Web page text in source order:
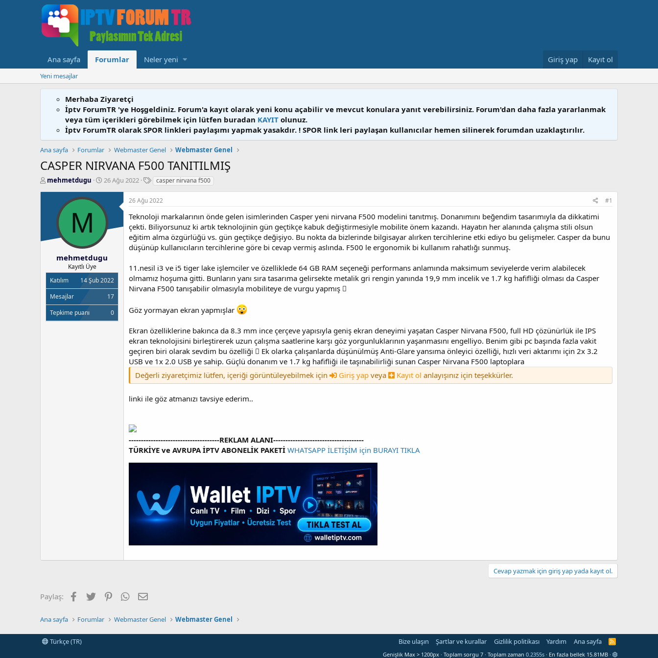
Ana sayfa Forumlar Neler yeni Giriş yap Kayıt ol
Yeni mesajlar
Merhaba Ziyaretçi
İptv ForumTR 'ye Hoşgeldiniz. Forum'a kayıt olarak yeni konu açabilir ve mevcut konulara yanıt verebilirsiniz. Forum'dan daha fazla yararlanmak
veya tüm içerikleri görebilmek için lütfen buradan KAYIT olunuz.
İptv ForumTR olarak SPOR linkleri paylaşımı yapmak yasakdır. ! SPOR link leri paylaşan kullanıcılar hemen silinerek forumdan uzaklaştırılır.
Ana sayfa Forumlar Webmaster Genel Webmaster Genel
CASPER NIRVANA F500 TANITILMIŞ
K
b
n
mehmetdugu
B
l
a
n
g
t
r
i
i
26 Ağu 2022
E
i
e
t
e
r
casper nirvana f500
M
mehmetdugu
Kayıtlı Üye
Katılım
14 Şub 2022
Mesajlar
17
Tepkime puanı
0
26 Ağu 2022 #1
Teknoloji markalarının önde gelen isimlerinden Casper yeni nirvana F500 modelini tanıtmış. Donanımını beğendim tasarımıyla da dikkatimi
çekti. Biliyorsunuz ki artık teknolojinin gün geçtikçe kabuk değiştirmesiyle mobilite önem kazandı. Hayatın her alanında çalışma stili olsun
eğitim alma özgürlüğü vs. gün geçtikçe değişiyo. Bu nokta da bizlerinde bilgisayar alırken tercihlerine etki ediyo bu gelişmeler. Casper da bunu
düşünüp kullanıcıların tercihlerine göre bi cevap vermiş aslında. F500 le ergonomik bi kullanım rahatlığı sunmuş.
11.nesil i3 ve i5 tiger lake işlemciler ve özelliklede 64 GB RAM seçeneği performans anlamında maksimum seviyelerde verim alabilecek
olmamız hoşuma gitti. Bunların yanı sıra tasarıma gelirsekte metalik gri rengin yanında 19,9 mm incelik ve 1.7 kg hafifliği olması da Casper
Nirvana F500 tanışabilir olmasıyla mobiliteye de vurgu yapmış 
Göz yormayan ekran yapmışlar
Ekran özelliklerine bakınca da 8.3 mm ince çerçeve yapısıyla geniş ekran deneyimi yaşatan Casper Nirvana F500, full HD çözünürlük ile IPS
ekran teknolojisini birleştirerek uzun çalışma saatlerine karşı göz yorgunluklarının yaşanmasını engelliyo. Benim gibi pc başında fazla vakit
geçiren biri olarak sevdim bu özelliği  Ek olarka çalışanlarda düşünülmüş Anti-Glare yansıma önleyici özelliği, hızlı veri aktarımı için 2x 3.2
USB ve 1x 2.0 USB ye sahip. Güçlü donanım ve 1.7 kg hafifliği ile taşınabilirliği sunan Casper Nirvana F500 laptoplara
Değerli ziyaretçimiz lütfen, içeriği görüntüleyebilmek için
Giriş yap veya Kayıt ol anlayışınız için teşekkürler.
linki ile göz atmanızı tavsiye ederim..
-------------------------------------REKLAM ALANI-------------------------------------
TÜRKİYE ve AVRUPA İPTV ABONELİK PAKETİ WHATSAPP İLETİŞİM için BURAYI TIKLA
Cevap yazmak için giriş yap yada kayıt ol.
Paylaş: Facebook
Twitter PinterestWhatsApp
E-posta
Ana sayfa Forumlar Webmaster Genel Webmaster Genel
Türkçe (TR) Bize ulaşın Şartlar ve kurallar Gizlilik politikası Yardım Ana sayfa
R
S
Genişlik Toplam sorgu 7 Toplam zaman 0.2355s En fazla bellek 15.81MB